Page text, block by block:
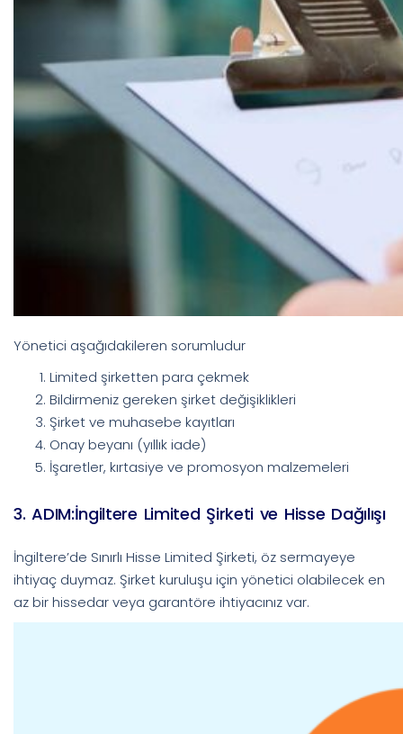
Yönetici aşağıdakileren sorumludur
Limited şirketten para çekmek
Bildirmeniz gereken şirket değişiklikleri
Şirket ve muhasebe kayıtları
Onay beyanı (yıllık iade)
İşaretler, kırtasiye ve promosyon malzemeleri
3. ADIM:İngiltere Limited Şirketi ve Hisse Dağılışı
İngiltere’de Sınırlı Hisse Limited Şirketi, öz sermayeye
ihtiyaç duymaz. Şirket kuruluşu için yönetici olabilecek en
az bir hissedar veya garantöre ihtiyacınız var.